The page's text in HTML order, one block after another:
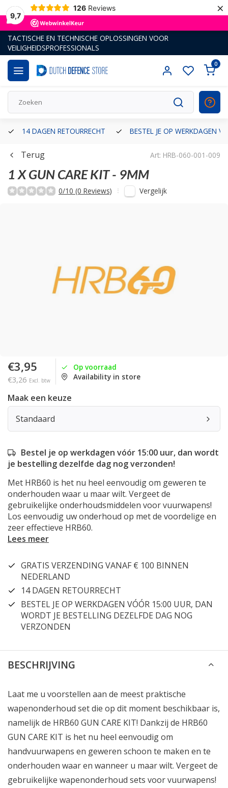
9,7
126 Reviews ×
TACTISCHE EN TECHNISCHE OPLOSSINGEN VOOR
VEILIGHEIDSPROFESSIONALS
0
14 DAGEN RETOURRECHT BESTEL JE OP WERKDAGEN
Terug Art: HRB-060-001-009
1 X GUN CARE KIT - 9MM
0/10 (0 Reviews) Vergelijk
€3,95
€3,26 Excl. btw
Op voorraad
Availability in store
Maak een keuze
Standaard
Bestel je op werkdagen vóór 15:00 uur, dan wordt
je bestelling dezelfde dag nog verzonden!
Met HRB60 is het nu heel eenvoudig om geweren te
onderhouden waar u maar wilt. Vergeet de
gebruikelijke onderhoudsmiddelen voor vuurwapens!
Los eenvoudig uw onderhoud op met de voordelige en
zeer effectieve HRB60.
Lees meer
GRATIS VERZENDING VANAF € 100 BINNEN
NEDERLAND
14 DAGEN RETOURRECHT
BESTEL JE OP WERKDAGEN VÓÓR 15:00 UUR, DAN
WORDT JE BESTELLING DEZELFDE DAG NOG
VERZONDEN
BESCHRIJVING
Laat me u voorstellen aan de meest praktische
wapenonderhoud set die op dit moment beschikbaar is,
namelijk de HRB60 GUN CARE KIT! Dankzij de HRB60
GUN CARE KIT is het nu heel eenvoudig om
handvuurwapens en geweren schoon te maken en te
onderhouden waar en wanneer u maar wilt. Vergeet de
gebruikelijke wapenonderhoud sets voor vuurwapens!